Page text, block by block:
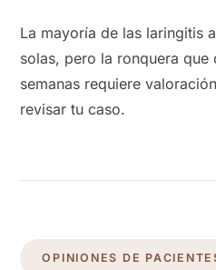
La mayoría de las laringitis
solas, pero la ronquera que
semanas requiere
revisar tu caso.
OPINIONES DE